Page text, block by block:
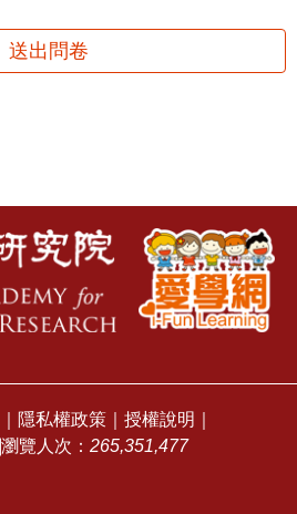
送出問卷
隱私權政策 授權說明
瀏覽人次： 265,351,477